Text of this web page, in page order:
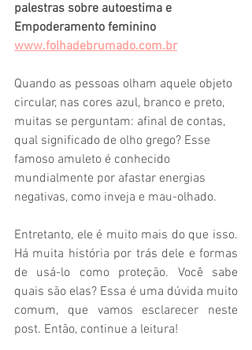
palestras sobre autoestima e
Empoderamento feminino
www.folhadebrumado.com.br
Quando as pessoas olham aquele objeto
circular, nas cores azul, branco e preto,
muitas se perguntam: afinal de contas,
qual significado de olho grego? Esse
famoso amuleto é conhecido
mundialmente por afastar energias
negativas, como inveja e mau-olhado.
Entretanto, ele é muito mais do que isso.
Há muita história por trás dele e formas
de usá-lo como proteção. Você sabe
quais são elas? Essa é uma dúvida muito
comum, que vamos esclarecer neste
post. Então, continue a leitura!